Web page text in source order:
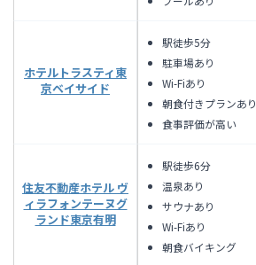
ホテルトラスティ東
京ベイサイド
駅徒歩5分
駐車場あり
Wi-Fiあり
朝食付きプランあり
食事評価が高い
住友不動産ホテル ヴ
ィラフォンテーヌグ
ランド東京有明
駅徒歩6分
温泉あり
サウナあり
Wi-Fiあり
朝食バイキング